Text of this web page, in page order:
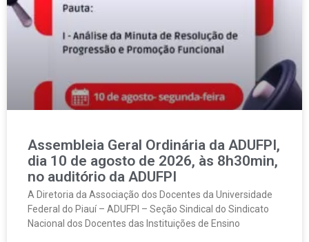
Assembleia Geral Ordinária da ADUFPI,
dia 10 de agosto de 2026, às 8h30min,
no auditório da ADUFPI
A Diretoria da Associação dos Docentes da Universidade
Federal do Piauí – ADUFPI – Seção Sindical do Sindicato
Nacional dos Docentes das Instituições de Ensino